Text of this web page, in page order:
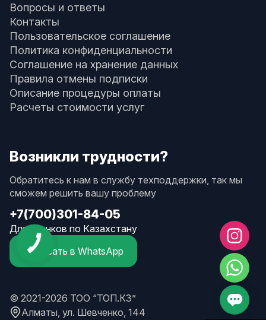
Вопросы и ответы
Контакты
Пользовательское соглашение
Политика конфиденциальности
Соглашение на хранение данных
Правила отмены подписки
Описание процедуры оплаты
Расчеты стоимости услуг
Возникли трудности?
Обратитесь к нам в службу техподдержки, так мы
сможем решить вашу проблему
+7(700)301-84-05
Для звонков по Казахстану
Написать в WhatsApp
© 2021-2026 ТОО “ТОП.КЗ”
Алматы, ул. Шевченко, 144